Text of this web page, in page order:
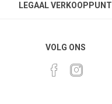
LEGAAL VERKOOPPUNT
VOLG ONS